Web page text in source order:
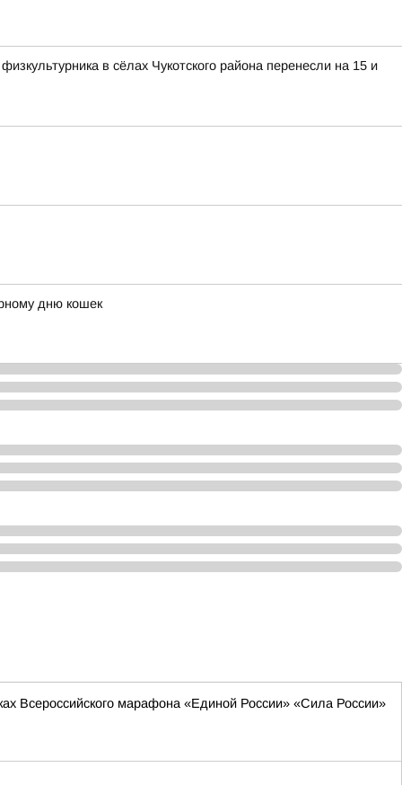
в сёлах Чукотского района перенесли на 15 и
дню кошек
Всероссийского марафона «Единой России» «Сила России»